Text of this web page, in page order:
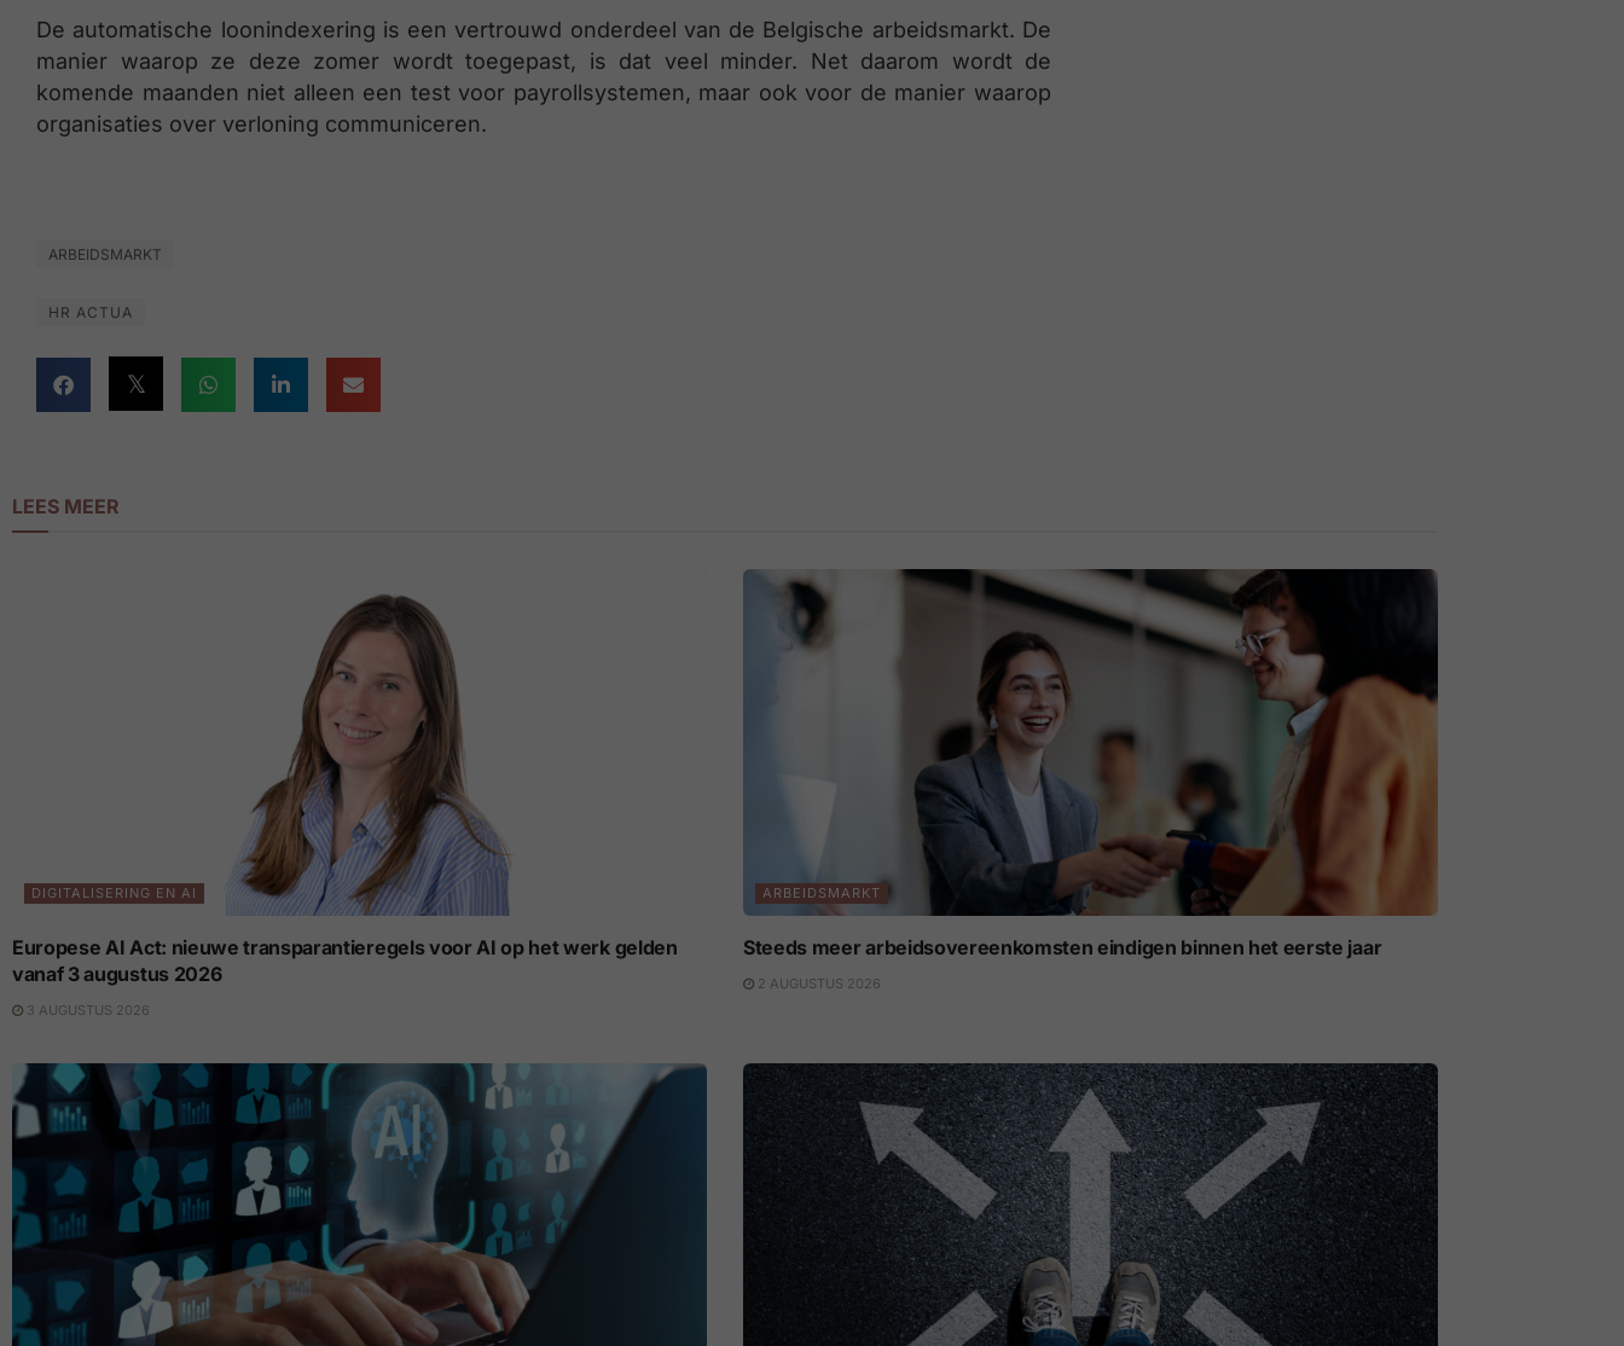
De automatische loonindexering is een vertrouwd onderdeel van de Belgische arbeidsmarkt. De
manier waarop ze deze zomer wordt toegepast, is dat veel minder. Net daarom wordt de
komende maanden niet alleen een test voor payrollsystemen, maar ook voor de manier waarop
organisaties over verloning communiceren.
ARBEIDSMARKT
HR ACTUA
LEES MEER
DIGITALISERING EN AI
Europese AI Act: nieuwe transparantieregels voor AI op het werk gelden
vanaf 3 augustus 2026
3 AUGUSTUS 2026
ARBEIDSMARKT
Steeds meer arbeidsovereenkomsten eindigen binnen het eerste jaar
2 AUGUSTUS 2026